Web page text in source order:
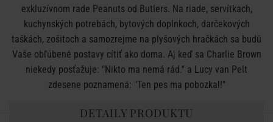
exkluzívnom rade Peanuts od Butlers. Na riade, servítkach,
kuchynských potrebách, bytových doplnkoch, darčekových
taškách, zošitoch a samozrejme na plyšových hračkách sa budú
Vaše obľúbené postavy cítiť ako doma. Aj keď sa Charlie Brown
niekedy posťažuje: "Nikto ma nemá rád." a Lucy van Pelt
zdesene poznamená: "Ten pes ma pobozkal!"
DETAILY PRODUKTU